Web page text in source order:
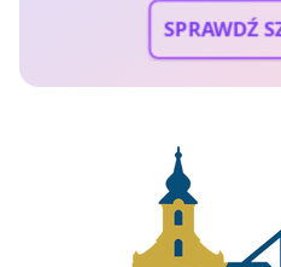
SPRAWDŹ